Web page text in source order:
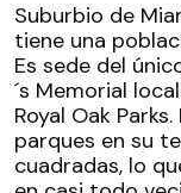
Suburbio de
tiene una
Es sede del
´s Memorial
Royal Oak
parques en su
cuadradas, lo